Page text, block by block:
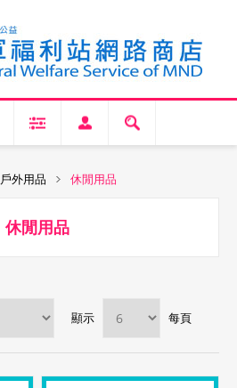
戶外用品 休閒用品
休閒用品
顯示 每頁